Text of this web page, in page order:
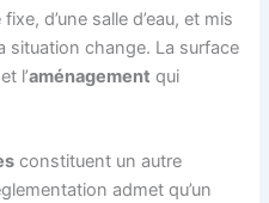
d’une salle d’eau, et mis
situation change. La surface
et l’aménagement qui
constituent un autre
admet qu’un